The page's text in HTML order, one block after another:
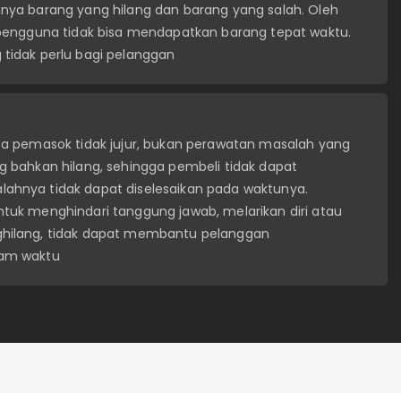
barang yang hilang dan barang yang salah. Oleh
tidak bisa mendapatkan barang tepat waktu.
perlu bagi pelanggan
pemasok tidak jujur, bukan perawatan masalah yang
bahkan hilang, sehingga pembeli tidak dapat
tidak dapat diselesaikan pada waktunya.
menghindari tanggung jawab, melarikan diri atau
tidak dapat membantu pelanggan
waktu